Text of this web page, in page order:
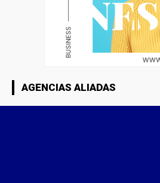
AGENCIAS ALIADAS